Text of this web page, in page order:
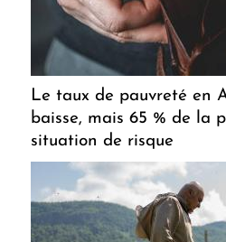
Le taux de pauvreté en
baisse, mais 65 % de la
situation de risque